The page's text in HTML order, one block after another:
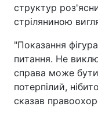
структур
стріляниною
"Показання
питання. Не
справа може
потерпілий,
сказав